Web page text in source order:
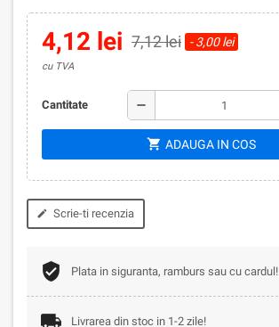
4,12 lei 7,12 lei - 3,00 lei
cu TVA
Cantitate remove
shopping_cart ADAUGA IN COS
edit Scrie-ti recenzia
Plata in siguranta, ramburs sau cu cardul!
Livrarea din stoc in 1-2 zile!